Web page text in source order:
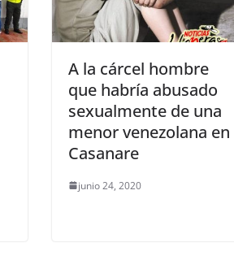
A la cárcel hombre
que habría abusado
sexualmente de una
menor venezolana en
Casanare
junio 24, 2020